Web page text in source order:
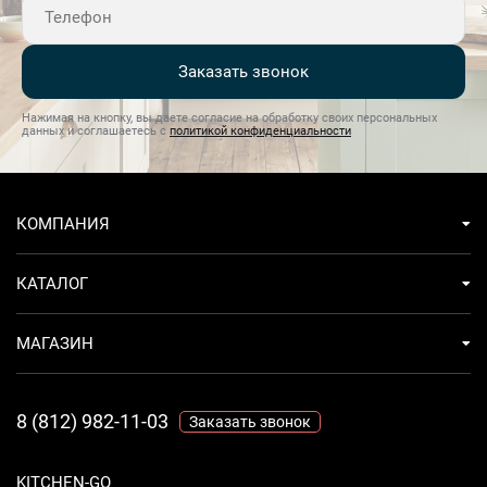
Заказать звонок
Нажимая на кнопку, вы даете согласие на обработку своих персональных
данных и соглашаетесь с политикой конфиденциальности
KITCHEN-GO
КОМПАНИЯ
КАТАЛОГ
МАГАЗИН
8 (812) 982-11-03 Заказать звонок